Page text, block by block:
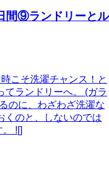
間⑨ランドリーとル
こそ洗濯チャンス！と
てランドリーへ。 (ガラ
のに、わざわざ洗濯な
くのと、しないのでは
![]